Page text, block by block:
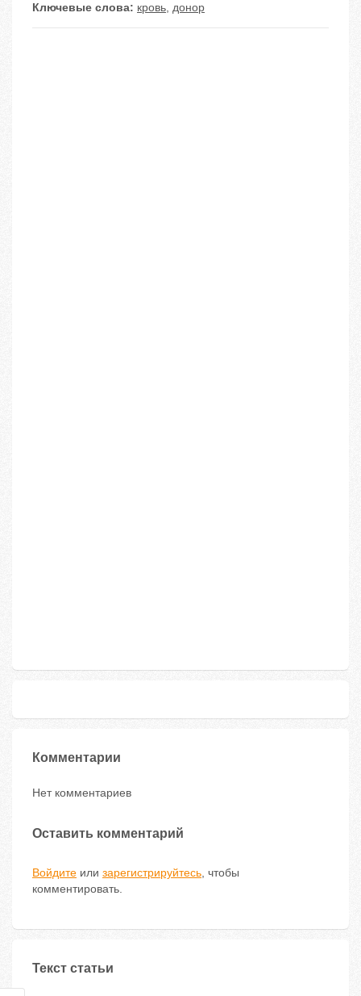
Ключевые слова: кровь, донор
Комментарии
Нет комментариев
Оставить комментарий
Войдите или зарегистрируйтесь, чтобы
комментировать.
Текст статьи